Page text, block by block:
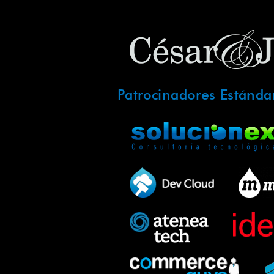
Patrocinadores